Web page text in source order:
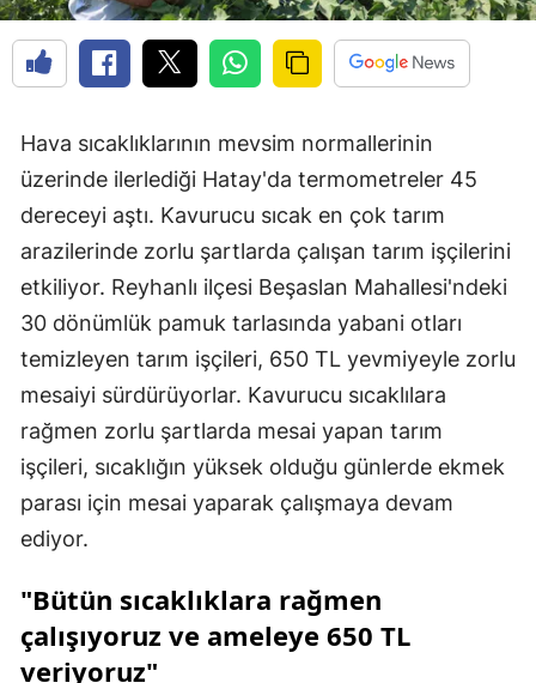
Hava sıcaklıklarının mevsim normallerinin
üzerinde ilerlediği Hatay'da termometreler 45
dereceyi aştı. Kavurucu sıcak en çok tarım
arazilerinde zorlu şartlarda çalışan tarım işçilerini
etkiliyor. Reyhanlı ilçesi Beşaslan Mahallesi'ndeki
30 dönümlük pamuk tarlasında yabani otları
temizleyen tarım işçileri, 650 TL yevmiyeyle zorlu
mesaiyi sürdürüyorlar. Kavurucu sıcaklılara
rağmen zorlu şartlarda mesai yapan tarım
işçileri, sıcaklığın yüksek olduğu günlerde ekmek
parası için mesai yaparak çalışmaya devam
ediyor.
"Bütün sıcaklıklara rağmen
çalışıyoruz ve ameleye 650 TL
veriyoruz"